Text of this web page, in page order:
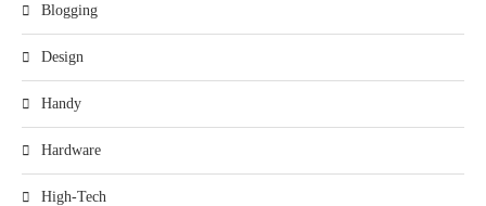
Blogging
Design
Handy
Hardware
High-Tech